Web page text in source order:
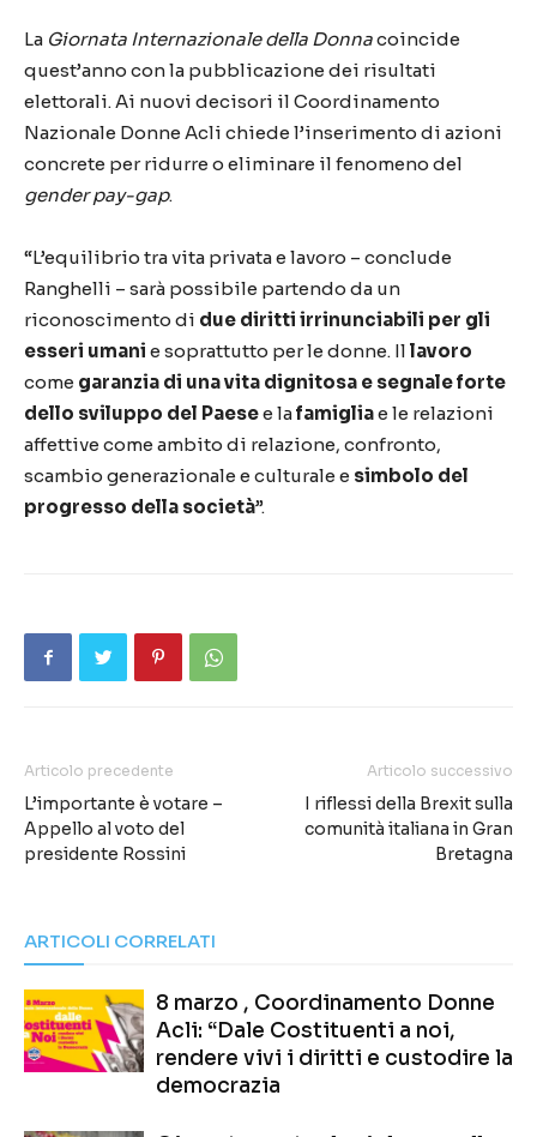
La Giornata Internazionale della Donnacoincide
quest’anno con la pubblicazione dei risultati
elettorali. Ai nuovi decisori il Coordinamento
Nazionale Donne Acli chiede l’inserimento di azioni
concrete per ridurre o eliminare il fenomeno del
gender pay-gap.
“L’equilibrio tra vita privata e lavoro – conclude
Ranghelli – sarà possibile partendo da un
riconoscimento di due diritti irrinunciabili per gli
esseri umani e soprattutto per le donne. Il lavoro
come garanzia di una vita dignitosa e segnale forte
dello sviluppo del Paesee lafamigliae le relazioni
affettive come ambito di relazione, confronto,
scambio generazionale e culturale e simbolo del
progresso della società”.
Articolo precedente
L’importante è votare –
Appello al voto del
presidente Rossini
Articolo successivo
I riflessi della Brexit sulla
comunità italiana in Gran
Bretagna
ARTICOLI CORRELATI
8 marzo , Coordinamento Donne
Acli: “Dale Costituenti a noi,
rendere vivi i diritti e custodire la
democrazia